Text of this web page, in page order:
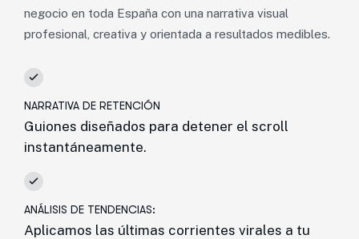
negocio en toda España con una narrativa visual
profesional, creativa y orientada a resultados medibles.
NARRATIVA DE RETENCIÓN
Guiones diseñados para detener el scroll
instantáneamente.
ANÁLISIS DE TENDENCIAS:
Aplicamos las últimas corrientes virales a tu